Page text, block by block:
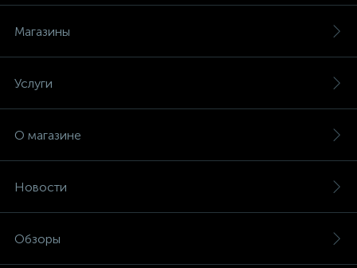
Магазины
Услуги
О магазине
Новости
Обзоры